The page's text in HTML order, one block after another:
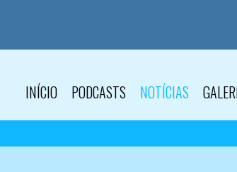
INÍCIO PODCASTS NOTÍCIAS